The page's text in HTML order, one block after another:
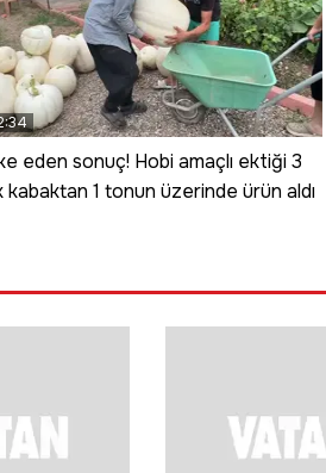
eden sonuç! Hobi amaçlı ektiği 3
kabaktan 1 tonun üzerinde ürün aldı